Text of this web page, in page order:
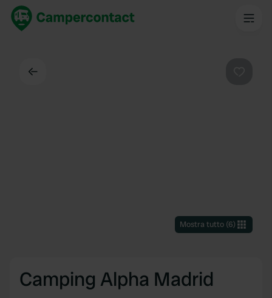
Mostra tutto(6)
Camping Alpha Madrid